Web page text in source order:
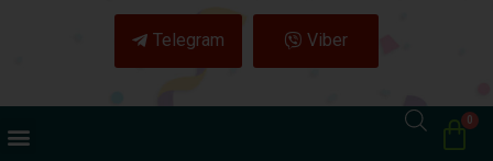
Telegram Viber